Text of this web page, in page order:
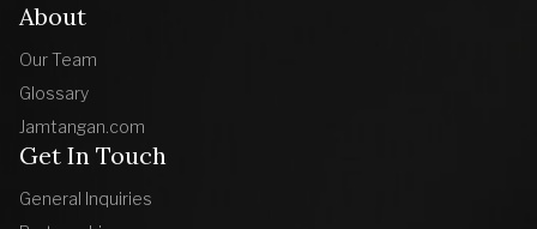
About
Our Team
Glossary
Jamtangan.com
Get In Touch
General Inquiries